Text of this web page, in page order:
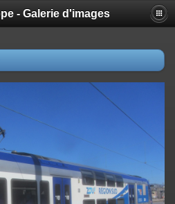
- Galerie d'images